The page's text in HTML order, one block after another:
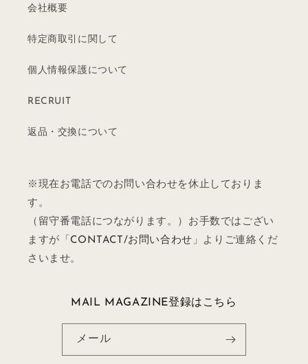
会社概要
特定商取引に関して
個人情報保護について
RECRUIT
返品・交換について
※現在お電話でのお問い合わせを休止しておりま
す。
（留守番電話につながります。）お手数ではござい
ますが「 CONTACT/お問い合わせ 」よりご連絡くだ
さいませ。
MAIL MAGAZINE登録はこちら
メール